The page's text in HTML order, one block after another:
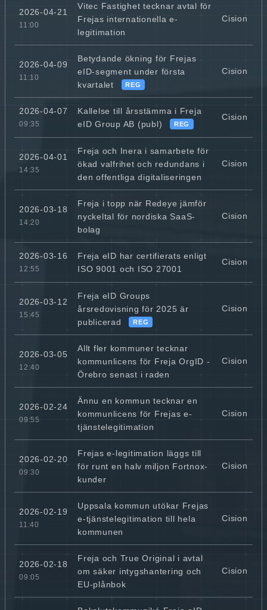
2026-04-21
11:00
Vitec Fastighet tecknar avtal för
Frejas internationella e-
legitimation
Cision
2026-04-09
11:10
Betydande ökning för Frejas
eID-segment under första
kvartalet
REG
Cision
2026-04-07
09:35
Kallelse till årsstämma i Freja
eID Group AB (publ)
REG
Cision
2026-04-01
14:35
Freja och Inera i samarbete för
ökad valfrihet och redundans i
den offentliga digitaliseringen
Cision
2026-03-18
14:20
Freja i topp när Redeye jämför
nyckeltal för nordiska SaaS-
bolag
Cision
2026-03-16
12:55
Freja eID har certifierats enligt
ISO 9001 och ISO 27001
Cision
2026-03-12
15:45
Freja eID Groups
årsredovisning för 2025 är
publicerad
REG
Cision
2026-03-05
12:40
Allt fler kommuner tecknar
kommunlicens för Freja OrgID -
Örebro senast i raden
Cision
2026-02-24
09:55
Ännu en kommun tecknar en
kommunlicens för Frejas e-
tjänstelegitimation
Cision
2026-02-20
09:30
Frejas e-legitimation läggs till
för runt en halv miljon Fortnox-
kunder
Cision
2026-02-19
11:40
Uppsala kommun utökar Frejas
e-tjänstelegitimation till hela
kommunen
Cision
2026-02-18
09:05
Freja och True Original i avtal
om säker intygshantering och
EU-plånbok
Cision